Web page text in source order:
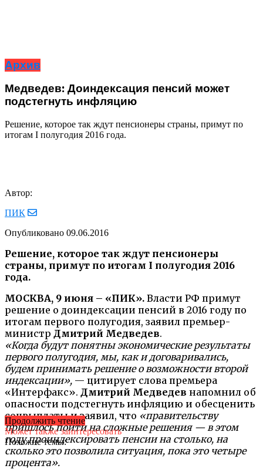
Архив
Медведев: Доиндексация пенсий может
подстегнуть инфляцию
Решение, которое так ждут пенсионеры страны, примут по
итогам I полугодия 2016 года.
Автор:
ПИК
Опубликовано 09.06.2016
Решение, которое так ждут пенсионеры
страны, примут по итогам I полугодия 2016
года.
МОСКВА, 9 июня – «ПИК». Власти РФ примут
решение о доиндексации пенсий в 2016 году по
итогам первого полугодия, заявил премьер-
министр Дмитрий Медведев.
«Когда будут понятны экономические результаты
первого полугодия, мы, как и договаривались,
будем принимать решение о возможности второй
индексации», — цитирует слова премьера
«Интерфакс». Дмитрий Медведев напомнил об
опасности подстегнуть инфляцию и обесценить
соцвыплаты и заявил, что «правительству
пришлось пойти на сложные решения — в этом
году проиндексировать пенсии на столько, на
сколько это позволила ситуация, пока это четыре
процента».
Продолжить чтение
Может также заинтересовать
Похожие темы: